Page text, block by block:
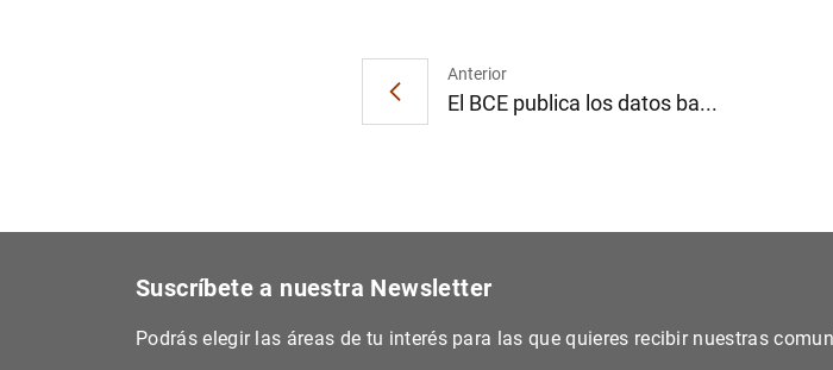
Anterior
El BCE publica los datos ba...
Suscríbete a nuestra Newsletter
Podrás elegir las áreas de tu interés para las que quieres recibir nuestras